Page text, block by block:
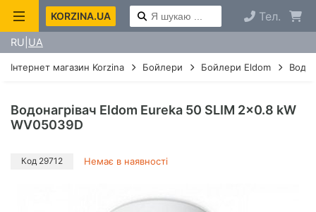
KORZINA.UA Тел.
RU UA
Інтернет магазин Korzina Бойлери Бойлери Eldom
Водонагрівач Eldom Eureka 50 SLIM 2x0.8 kW
WV05039D
Код 29712 Немає в наявності